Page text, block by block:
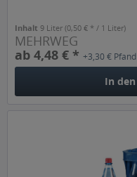
Inhalt 9 Liter(0,50 € * / 1 Liter)
MEHRWEG
ab 4,48 € *+3,30 € Pfand
In den